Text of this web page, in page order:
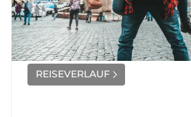
REISEVERLAUF